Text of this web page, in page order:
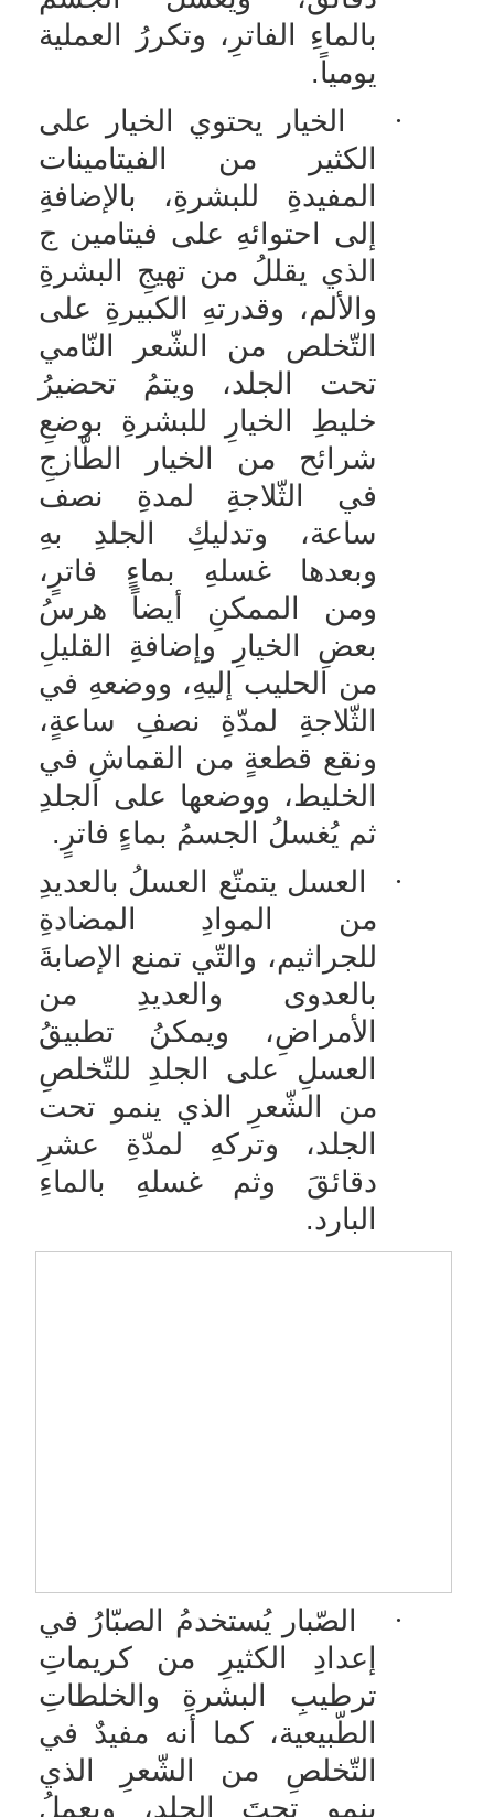
بالماءِ الفاترِ، وتكررُ العملية
يومياً.
·
الخيار يحتوي الخيار على
الكثير من الفيتامينات
المفيدةِ للبشرةِ، بالإضافةِ
إلى احتوائهِ على فيتامين ج
الذي يقللُ من تهيجِ البشرةِ
والألم، وقدرتهِ الكبيرةِ على
التّخلص من الشّعر النّامي
تحت الجلد، ويتمُ تحضيرُ
خليطِ الخيارِ للبشرةِ بوضعِ
شرائح من الخيار الطّازجِ
في الثّلاجةِ لمدةِ نصف
ساعة، وتدليكِ الجلدِ بهِ
وبعدها غسلهِ بماءٍ فاترٍ،
ومن الممكنِ أيضاً هرسُ
بعضِ الخيارِ وإضافةِ القليلِ
من الحليب إليهِ، ووضعهِ في
الثّلاجةِ لمدّةِ نصفِ ساعةٍ،
ونقع قطعةٍ من القماشِ في
الخليط، ووضعها على الجلدِ
ثم يُغسلُ الجسمُ بماءٍ فاترٍ.
·
العسل يتمتّع العسلُ بالعديدِ
من الموادِ المضادةِ
للجراثيم، والتّي تمنع الإصابةَ
بالعدوى والعديدِ من
الأمراضِ، ويمكنُ تطبيقُ
العسلِ على الجلدِ للتّخلصِ
من الشّعرِ الذي ينمو تحت
الجلد، وتركهِ لمدّةِ عشرِ
دقائقَ وثم غسلهِ بالماءِ
البارد.
·
الصّبار يُستخدمُ الصبّارُ في
إعدادِ الكثيرِ من كريماتِ
ترطيبِ البشرةِ والخلطاتِ
الطّبيعية، كما أنه مفيدٌ في
التّخلصِ من الشّعرِ الذي
ينمو تحتَ الجلد، ويعملُ